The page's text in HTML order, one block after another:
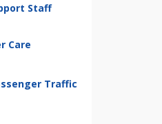
Staff
Care
Traffic